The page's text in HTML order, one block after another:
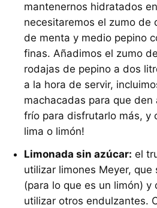
mantenernos hidratados
necesitaremos el zumo de
de menta y medio pepino
finas. Añadimos el zumo
rodajas de pepino a dos
a la hora de servir,
machacadas para que den
frío para disfrutarlo más, y
lima o limón!
Limonada sin azúcar: el
utilizar limones Meyer,
(para lo que es un limón) y
utilizar otros endulzantes.